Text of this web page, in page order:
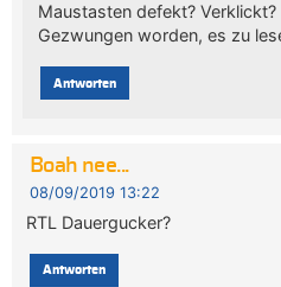
Maustasten defekt?
Gezwungen worden, es zu
Antworten
Boah nee...
08/09/2019 13:22
RTL Dauergucker?
Antworten